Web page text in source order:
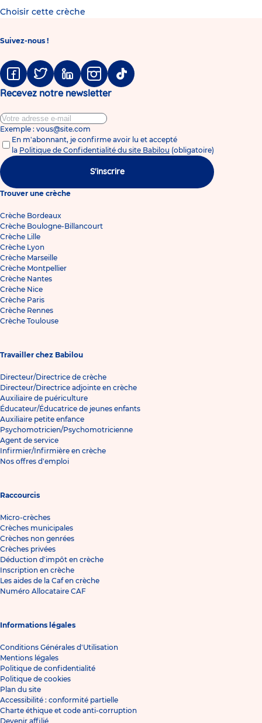
Choisir cette crèche
Suivez-nous !
FacebookTwitter LinkedinInstagramTiktok
Recevez notre newsletter
Exemple : vous@site.com
En m'abonnant, je confirme avoir lu et accepté
la Politique de Confidentialité du site Babilou (obligatoire)
S'inscrire
Trouver une crèche
Crèche Bordeaux
Crèche Boulogne-Billancourt
Crèche Lille
Crèche Lyon
Crèche Marseille
Crèche Montpellier
Crèche Nantes
Crèche Nice
Crèche Paris
Crèche Rennes
Crèche Toulouse
Travailler chez Babilou
Directeur/Directrice de crèche
Directeur/Directrice adjointe en crèche
Auxiliaire de puériculture
Éducateur/Éducatrice de jeunes enfants
Auxiliaire petite enfance
Psychomotricien/Psychomotricienne
Agent de service
Infirmier/Infirmière en crèche
Nos offres d'emploi
Raccourcis
Micro-crèches
Crèches municipales
Crèches non genrées
Crèches privées
Déduction d'impôt en crèche
Inscription en crèche
Les aides de la Caf en crèche
Numéro Allocataire CAF
Informations légales
Conditions Générales d'Utilisation
Mentions légales
Politique de confidentialité
Politique de cookies
Plan du site
Accessibilité : conformité partielle
Charte éthique et code anti-corruption
Devenir affilié